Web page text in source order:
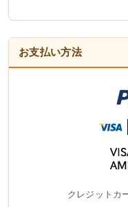
お支払い方法
クレジットカ